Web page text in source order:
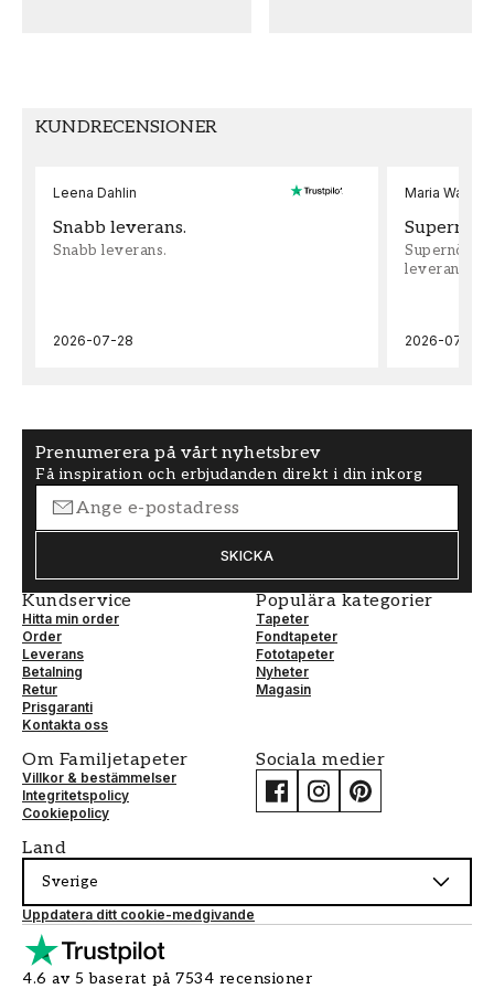
FÄRG
Beige
TAPETTYP
Non-Woven
SEKUNDÄR FÄRG
KUNDRECENSIONER
Leena Dahlin
Snabb leverans.
Snabb leverans.
2026-07-28
Maria
leveran,
2026-07-22
Prenumerera på vårt nyhetsbrev
Få inspiration och erbjudanden direkt i din inkorg
SKICKA
Kundservice
Hitta min order
Order
Leverans
Betalning
Retur
Prisgaranti
Kontakta oss
Populära kategorier
Tapeter
Fondtapeter
Fototapeter
Nyheter
Magasin
Om Familjetapeter
Villkor & bestämmelser
Integritetspolicy
Cookiepolicy
Sociala medier
Land
Sverige
Uppdatera ditt cookie-medgivande
4.6 av 5 baserat på 7534 recensioner